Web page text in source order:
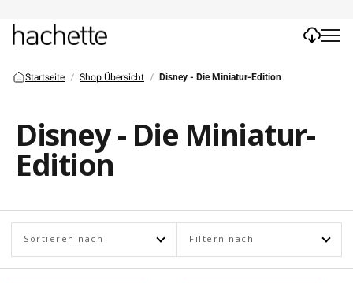
Startseite Shop Übersicht Disney - Die Miniatur-Edition
Disney - Die Miniatur-
Edition
Sortieren nach Filtern nach